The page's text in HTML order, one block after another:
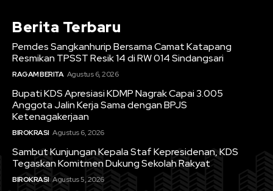
Berita Terbaru
Pemdes Sangkanhurip Bersama Camat Katapang
Resmikan TPSST Resik 14 di RW 014 Sindangsari
RAGAM BERITA Agustus 6, 2026
Bupati KDS Apresiasi KDMP Nagrak Capai 3.005
Anggota Jalin Kerja Sama dengan BPJS
Ketenagakerjaan
BIROKRASI Agustus 6, 2026
Sambut Kunjungan Kepala Staf Kepresidenan, KDS
Tegaskan Komitmen Dukung Sekolah Rakyat
BIROKRASI Agustus 5, 2026